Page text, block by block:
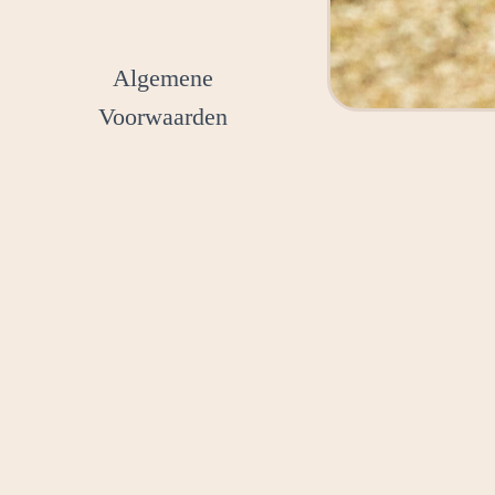
Algemene
Voorwaarden